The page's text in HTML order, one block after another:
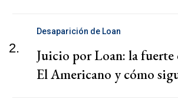
2.
Desaparición de Loan
Juicio por Loan: la fuerte
El Americano y cómo